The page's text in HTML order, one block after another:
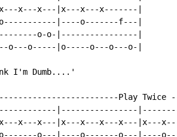
x---x---|x---x---x-------|
|----o-------f---|
o-o-|----------------|
o---o-----|o-----o---o---o-|
I'm Dumb....'
Play
|----------------
x---x---|x---x---x---x---|x---
o---|----o-------o---|----